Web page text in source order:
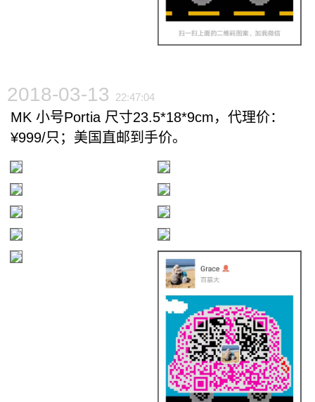
2018-03-13 22:47:04
MK 小号Portia 尺寸23.5*18*9cm，代理价：
¥999/只；美国直邮到手价。